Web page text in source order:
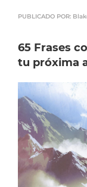
PUBLICADO POR:
65 Frases
tu próxima